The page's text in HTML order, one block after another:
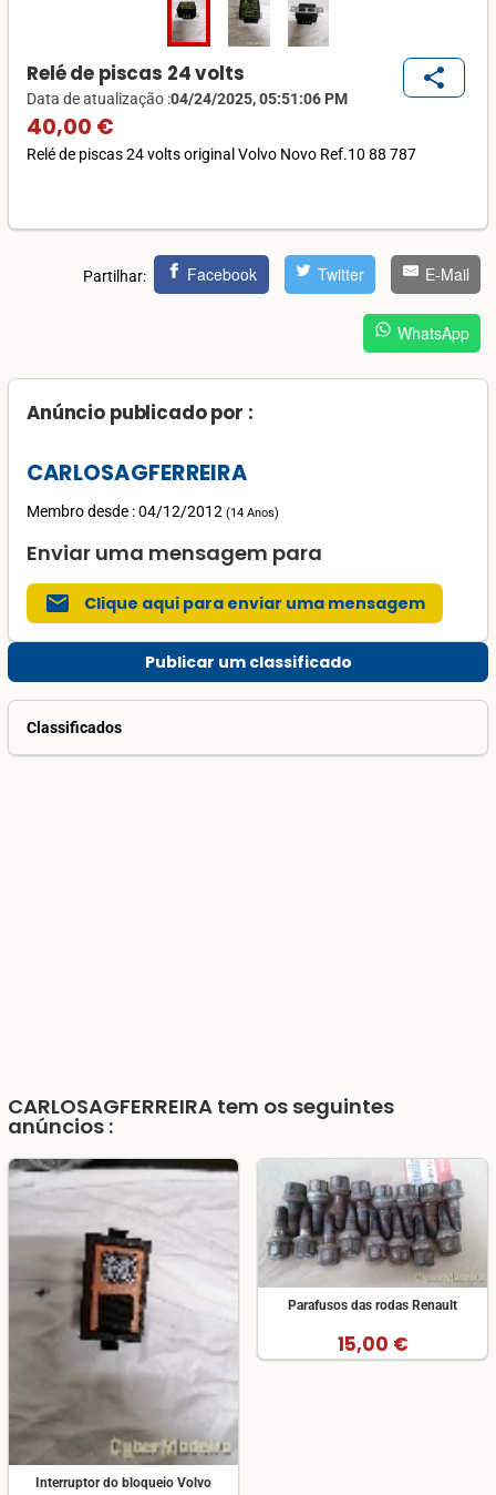
Relé de piscas 24 volts
Data de atualização :04/24/2025, 05:51:06 PM
40,00 €
share
Relé de piscas 24 volts original Volvo Novo Ref.10 88 787
Partilhar: Facebook Twitter E-Mail
WhatsApp
Anúncio publicado por :
CARLOSAGFERREIRA
Membro desde : 04/12/2012 (14 Anos)
Enviar uma mensagem para
mail Clique aqui para enviar uma mensagem
Publicar um classificado
Classificados
CARLOSAGFERREIRA tem os seguintes
anúncios :
Interruptor do bloqueio Volvo
Parafusos das rodas Renault
15,00 €